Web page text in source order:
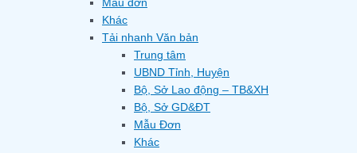
Mẫu đơn
Khác
Tải nhanh Văn bản
Trung tâm
UBND Tỉnh, Huyện
Bộ, Sở Lao động – TB&XH
Bộ, Sở GD&ĐT
Mẫu Đơn
Khác